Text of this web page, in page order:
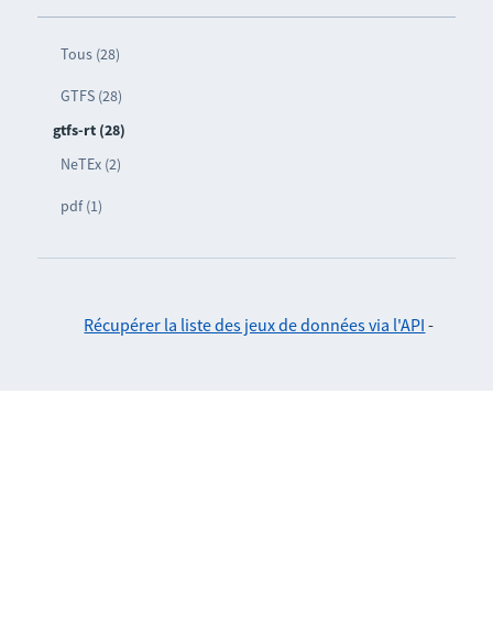
Tous (28)
GTFS (28)
gtfs-rt (28)
NeTEx (2)
pdf (1)
Récupérer la liste des jeux de données via l'API -